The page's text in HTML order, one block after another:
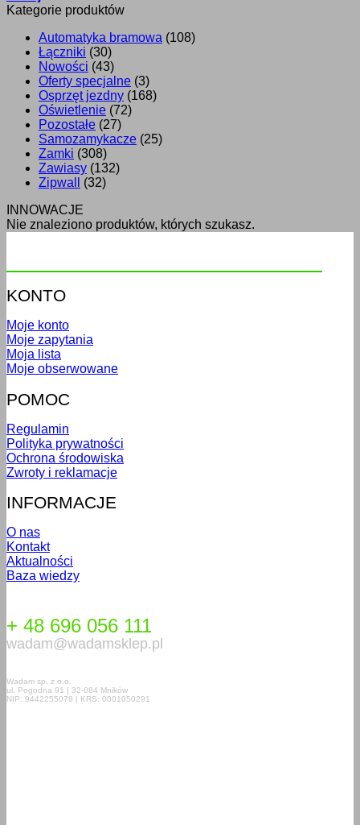
Kategorie produktów
Automatyka bramowa (108)
Łączniki (30)
Nowości (43)
Oferty specjalne (3)
Osprzęt jezdny (168)
Oświetlenie (72)
Pozostałe (27)
Samozamykacze (25)
Zamki (308)
Zawiasy (132)
Zipwall
(32)
INNOWACJE
Nie znaleziono produktów, których szukasz.
KONTO
Moje konto
Moje zapytania
Moja lista
Moje obserwowane
POMOC
Regulamin
Polityka prywatności
Ochrona środowiska
Zwroty i reklamacje
INFORMACJE
O nas
Kontakt
Aktualności
Baza wiedzy
+ 48 696 056 111
wadam@wadamsklep.pl
Wadam sp. z o.o.
ul. Pogodna 91 | 32-084 Mników
NIP: 9442255078 | KRS: 0001050291